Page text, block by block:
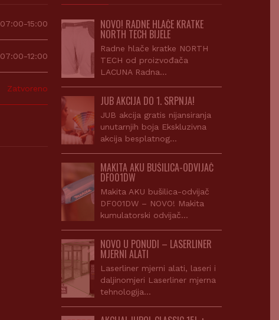
07:00-15:00
07:00-12:00
Zatvoreno
NOVO! RADNE HLAČE KRATKE
NORTH TECH BIJELE
Radne hlače kratke NORTH
TECH od proizvođača
LACUNA Radna…
JUB AKCIJA DO 1. SRPNJA!
JUB akcija gratis nijansiranja
unutarnjih boja Ekskluzivna
akcija besplatnog…
MAKITA AKU BUŠILICA-ODVIJAČ
DF001DW
Makita AKU bušilica-odvijač
DF001DW – NOVO! Makita
kumulatorski odvijač…
NOVO U PONUDI – LASERLINER
MJERNI ALATI
Laserliner mjerni alati, laseri i
daljinomjeri Laserliner mjerna
tehnologija…